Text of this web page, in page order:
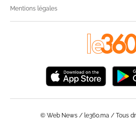
Mentions légales
© Web News / le360.ma / Tous